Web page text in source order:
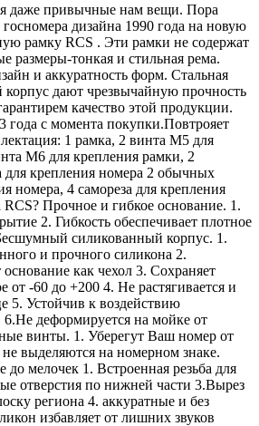
даже привычные нам вещи. Пора
дизайна 1990 года на новую
рамку RCS . Эти рамки не содержат
размеры-тонкая и стильная рема.
и аккуратность форм. Стальная
дают чрезвычайную прочность
качество этой продукции.
года с момента покупки.Повтрояет
1 рамка, 2 винта М5 для
М6 для крепления рамки, 2
для крепления номера 2 обычных
номера, 4 самореза для крепления
Прочное и гибкое основание. 1.
2. Гибкость обеспечивает плотное
силикованный корпус. 1.
и прочного силикона 2.
как чехол 3. Сохраняет
от -60 до +200 4. Не растягивается и
5. Устойчив к воздействию
6.Не деформируется на мойке от
винты. 1. Уберегут Ваш номер от
выделяются на номерном знаке.
до мелочек 1. Встроенная резьба для
отверстия по нижней части 3.Вырез
региона 4. аккуратные и без
избавляет от лишних звуков